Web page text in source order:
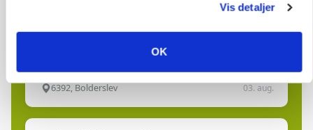
Vis detaljer
OK
Kalvepasser til ejendom i udvikling søges
6392, Bolderslev 03. aug.